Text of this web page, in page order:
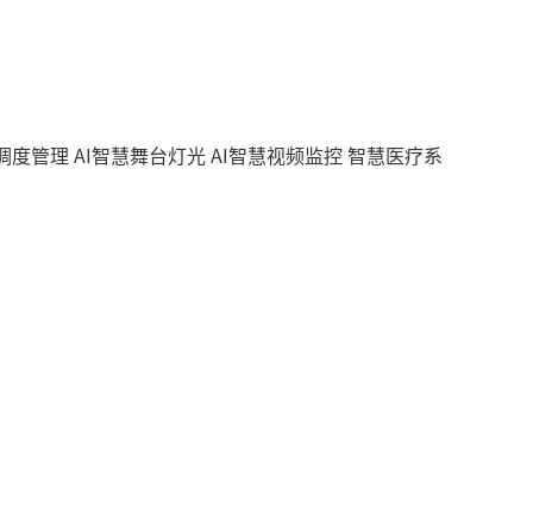
度管理 AI智慧舞台灯光AI智慧视频监控智慧医疗系